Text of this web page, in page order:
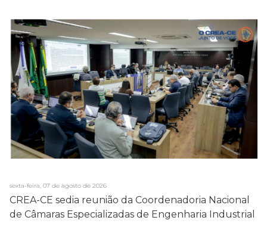
sexta-feira, 07 de agosto de 2026
CREA-CE sedia reunião da Coordenadoria Nacional
de Câmaras Especializadas de Engenharia Industrial